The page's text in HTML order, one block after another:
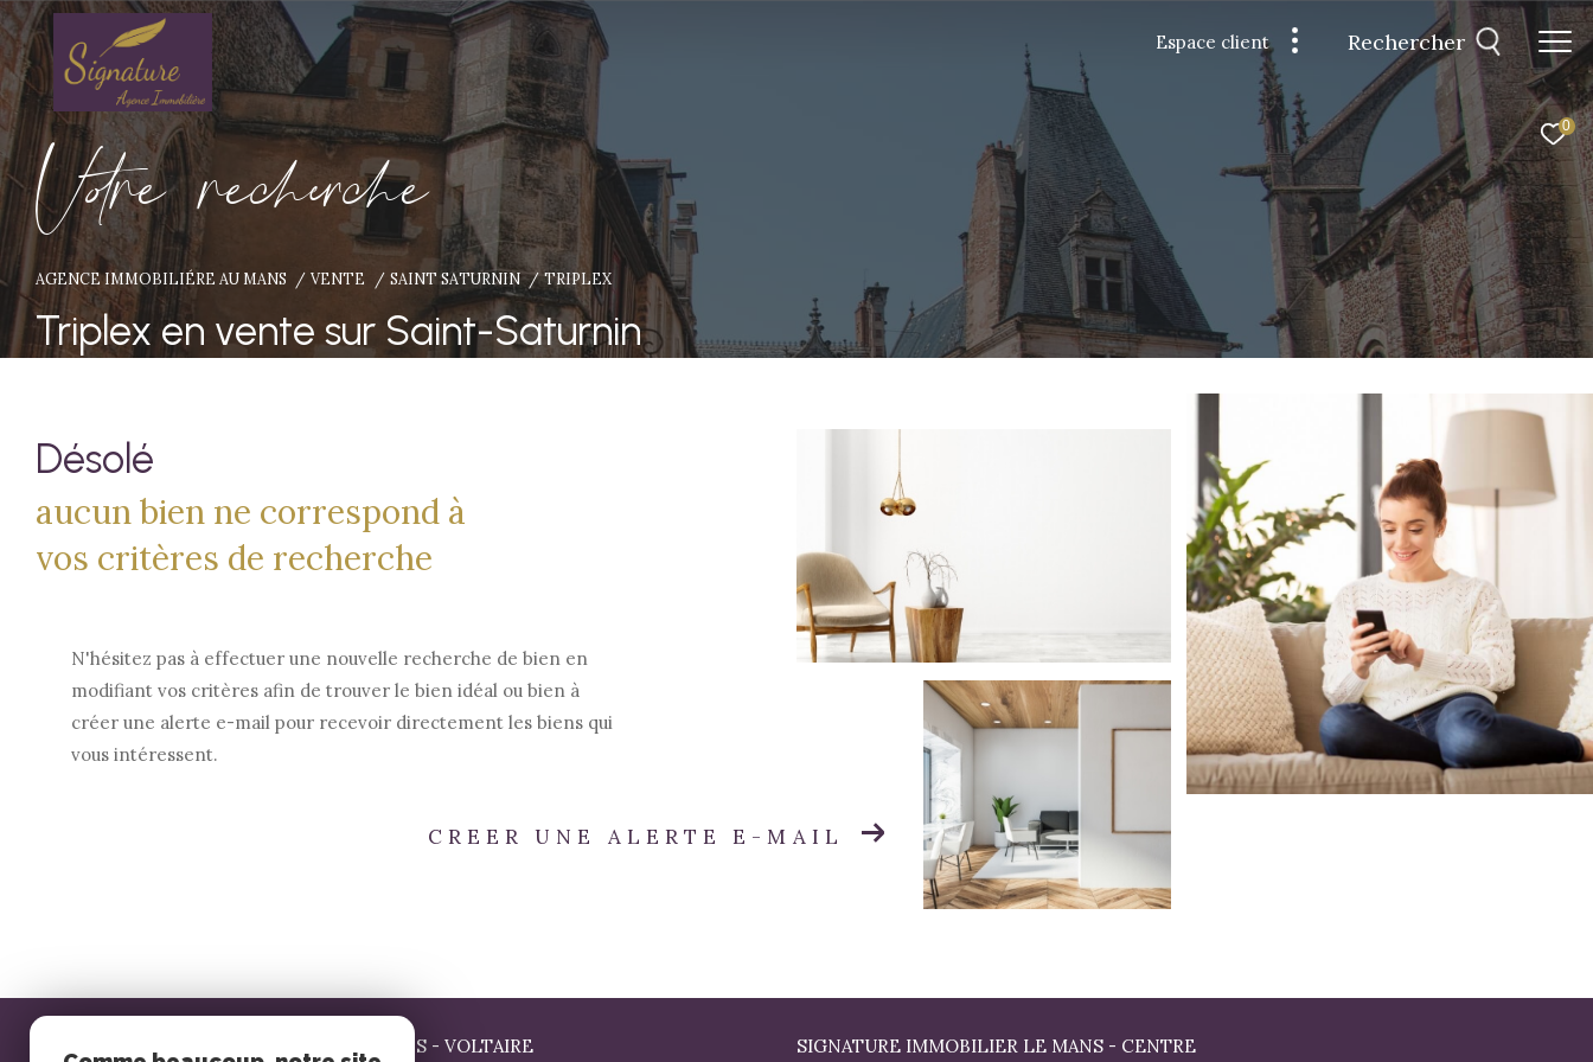
0
Espace client Rechercher
Vore recece
AGENCE IMMOBILIÉRE AU MANS VENTE SAINT SATURNIN TRIPLEX
Triplex en vente sur Saint-Saturnin
Désolé
aucun bien ne correspond à
vos critères de recherche
N'hésitez pas à effectuer une nouvelle recherche de bien en
modifiant vos critères afin de trouver le bien idéal ou bien à
créer une alerte e-mail pour recevoir directement les biens qui
vous intéressent.
CREER UNE ALERTE E-MAIL
AGENCE SIGNATURE LE MANS - VOLTAIRE SIGNATURE IMMOBILIER LE MANS - CENTRE